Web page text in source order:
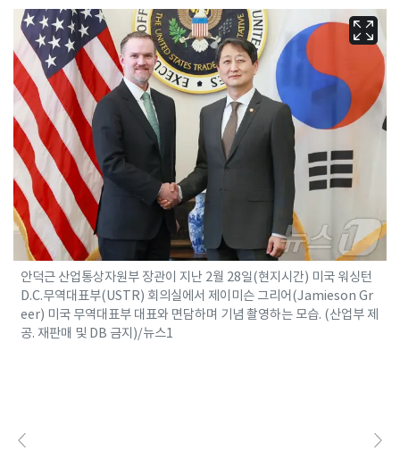
안덕근 산업통상자원부 장관이 지난 2월 28일(현지시간) 미국 워싱턴
D.C.무역대표부(USTR) 회의실에서 제이미슨 그리어(Jamieson Gr
eer) 미국 무역대표부 대표와 면담하며 기념 촬영하는 모습. (산업부 제
공. 재판매 및 DB 금지)/뉴스1